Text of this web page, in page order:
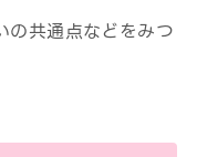
の共通点などをみつ